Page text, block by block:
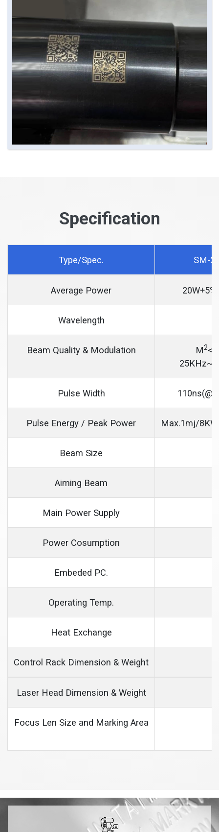
Specification
Type/Spec. SM-
Average Power
Wavelength
Beam Quality & Modulation M2
Pulse Width
Pulse Energy / Peak Power Max.1mj/
Beam Size
Aiming Beam
Main Power Supply
Power Cosumption
Embeded PC.
Operating Temp.
Heat Exchange
Control Rack Dimension & Weight
Laser Head Dimension & Weight
Focus Len Size and Marking Area